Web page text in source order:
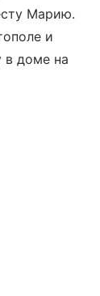
Марию.
и
в доме на